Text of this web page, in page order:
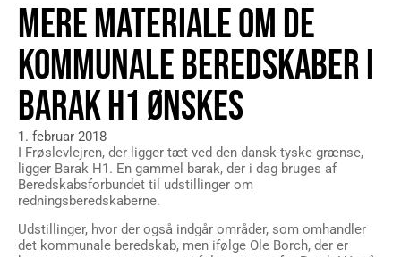
MERE MATERIALE OM DE
KOMMUNALE BEREDSKABER I
BARAK H1 ØNSKES
1. februar 2018
I Frøslevlejren, der ligger tæt ved den dansk-tyske grænse,
ligger Barak H1. En gammel barak, der i dag bruges af
Beredskabsforbundet til udstillinger om
redningsberedskaberne.
Udstillinger, hvor der også indgår områder, som omhandler
det kommunale beredskab, men ifølge Ole Borch, der er